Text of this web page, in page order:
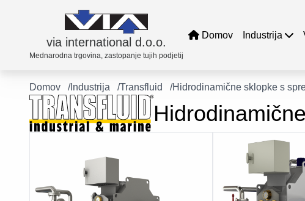
via international d.o.o.
Mednarodna trgovina, zastopanje tujih podjetij
Domov Industrija
Transfluid
Tueschen
Dellner
Elbe Elso
Domov Industrija Transfluid Hidrodinamične sklopke s